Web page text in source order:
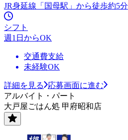
JR身延線「国母駅」から徒歩約5分
シフト
週1日からOK
交通費支給
未経験OK
詳細を見る
応募画面に進む
アルバイト・パート
大戸屋ごはん処 甲府昭和店